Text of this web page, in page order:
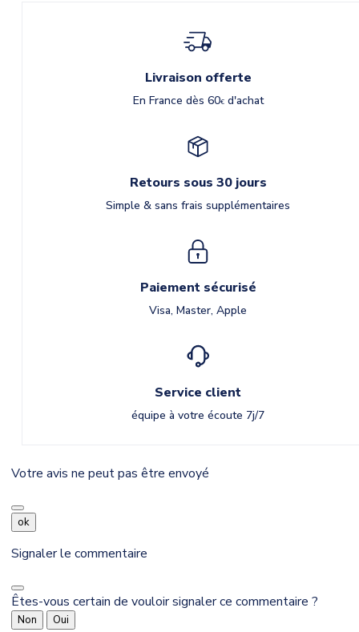
Livraison offerte
En France dès 60€d'achat
Retours sous 30 jours
Simple & sans frais supplémentaires
Paiement sécurisé
Visa, Master, Apple
Service client
équipe à votre écoute 7j/7
Votre avis ne peut pas être envoyé
ok
Signaler le commentaire
Êtes-vous certain de vouloir signaler ce commentaire ?
Non Oui